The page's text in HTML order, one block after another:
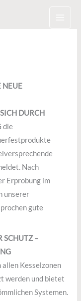
NEUE
DURCH
die
Nach
Erprobung im
unserer
gute
SCHUTZ –
Kesselzonen
werden und bietet
Systemen.